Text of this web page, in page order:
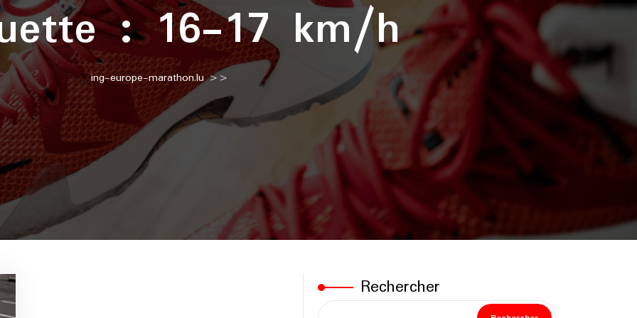
:16-17 km/h
ing-europe-marathon.lu>>
Rechercher